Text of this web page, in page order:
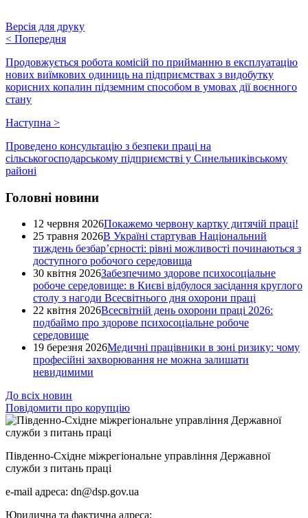
Версія для друку
< Попередня
Продовжується робота комісій по прийманню в експлуатацію
нових виїмкових одиниць на підприємствах з видобутку
корисних копалин підземним способом в умовах дії воєнного
стану
Наступна >
Проведено консультацію з безпеки праці на
сільськогосподарському підприємстві у Синельниківському
районі
Головні новини
12 червня 2026Покажемо червону картку дитячій праці!
25 травня 2026В Україні стартував Національний
тиждень безбар’єрності: рівні можливості починаються з
доступного робочого середовища
30 квітня 2026Забезпечимо здорове психосоціальне
робоче середовище: в Києві відбулося засідання круглого
столу з нагоди Всесвітнього дня охорони праці
22 квітня 2026Всесвітній день охорони праці 2026:
подбаймо про здорове психосоціальне робоче
середовище
19 березня 2026Медичні працівники в зоні ризику: чому
професійні захворювання не можна залишати
невидимими
До всіх новин
Повідомити про корупцію
Південно-Східне міжрегіональне управління Державної
служби з питань праці
e-mail адреса: dn@dsp.gov.ua
Юридична та фактична адреса: